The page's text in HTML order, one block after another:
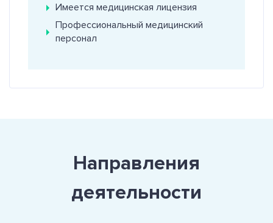
Имеется медицинская лицензия
Профессиональный медицинский
персонал
Направления
деятельности